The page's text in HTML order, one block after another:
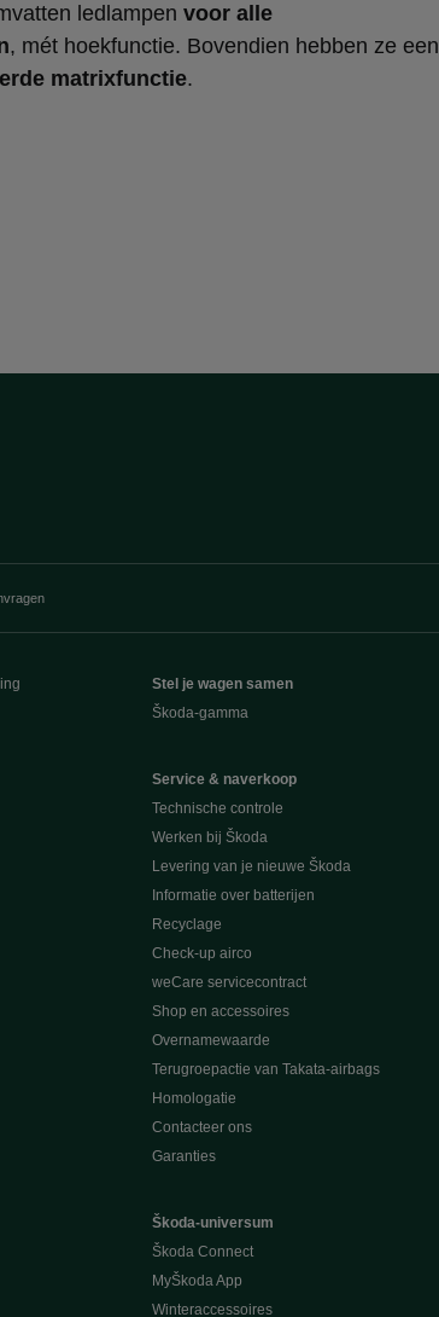
ledlampen voor alle
, mét hoekfunctie. Bovendien hebben ze een
matrixfunctie.
Stel je wagen samen
Škoda-gamma
Service & naverkoop
Technische controle
Werken bij Škoda
Levering van je nieuwe Škoda
Informatie over batterijen
Recyclage
Check-up airco
weCare servicecontract
Shop en accessoires
Overnamewaarde
Terugroepactie van Takata-airbags
Homologatie
Contacteer ons
Garanties
Škoda-universum
Škoda Connect
MyŠkoda App
Winteraccessoires